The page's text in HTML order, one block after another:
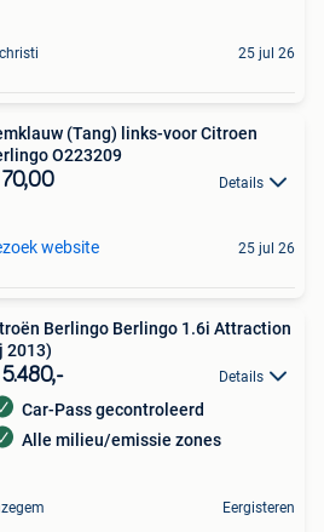
25 jul 26
(Tang) links-voor Citroen
O223209
Details
website 25 jul 26
Berlingo Berlingo 1.6i Attraction
2013)
Details
Car-Pass gecontroleerd
Alle milieu/emissie zones
Eergisteren